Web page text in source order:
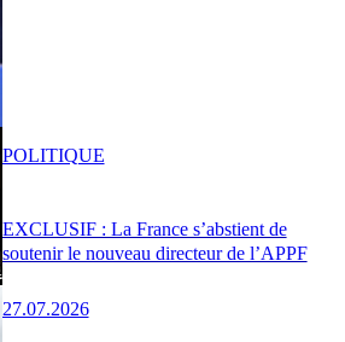
EXCLUSIF : La France s’abstient de
soutenir le nouveau directeur de l’APPF
27.07.2026
POLITIQUE